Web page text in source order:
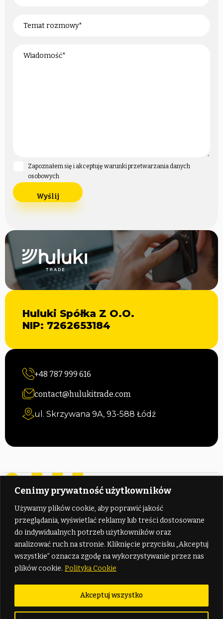
Cenimy prywatność użytkowników
Używamy plików cookie, aby poprawić jakość
przeglądania, wyświetlać reklamy lub treści dostosowane
do indywidualnych potrzeb użytkowników oraz
analizować ruch na stronie. Kliknięcie przycisku „Akceptuj
wszystkie” oznacza zgodę na wykorzystywanie przez nas
plików cookie. Polityka Cookie
Akceptuj wszystko
Zapoznałem się i akceptuję warunki przetwarzania danych
osobowych
Huluki Spółka Z O.O.
NIP: 7262653184
+48 787 999 616
contact@hulukitrade.com
ul. Skrzywana 9A, 93-588 Łódź
Nawigacja
Strona główna
Nasze usługi
O firmie